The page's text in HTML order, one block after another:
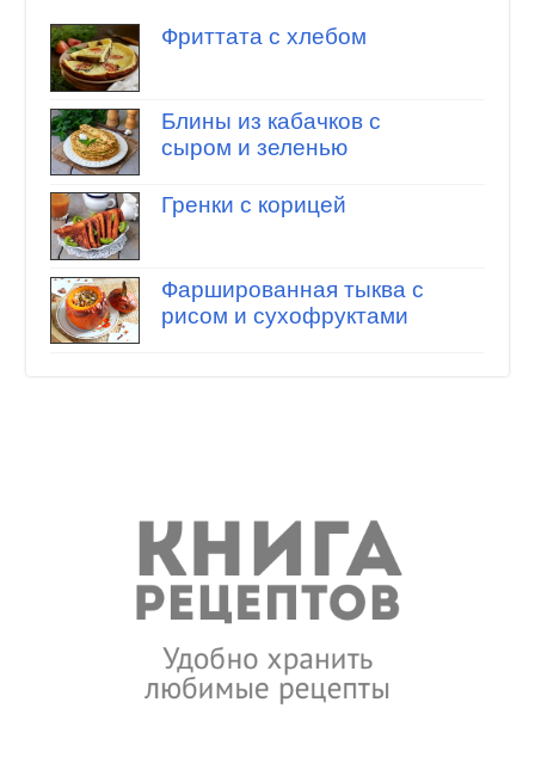
Фриттата с хлебом
Блины из кабачков с
сыром и зеленью
Гренки с корицей
Фаршированная тыква с
рисом и сухофруктами